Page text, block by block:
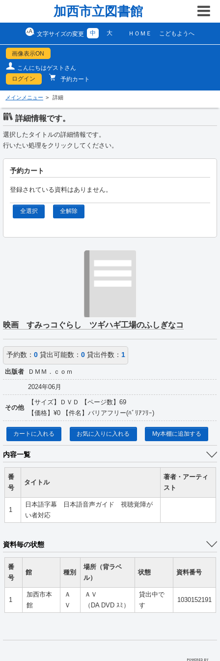
加西市立図書館
文字サイズの変更 中 大 ＨＯＭＥ こどもようへ
画像表示ON
こんにちはゲストさん
ログイン
予約カート
メインメニュー 詳細
詳細情報です。
選択したタイトルの詳細情報です。
行いたい処理をクリックしてください。
予約カート
登録されている資料はありません。
全選択 全解除
映画 すみっコぐらし ツギハギ工場のふしぎなコ
予約数： 0貸出可能数： 0貸出件数： 1
出版者 ＤＭＭ．ｃｏｍ
2024年06月
その他
【サイズ】ＤＶＤ 【ページ数】69
【価格】¥0 【件名】バリアフリー(ﾊﾞﾘｱﾌﾘｰ)
カートに入れる お気に入りに入れる My本棚に追加する
内容一覧
番
号
タイトル
著者・アーティ
スト
1
日本語字幕 日本語音声ガイド 視聴覚障が
い者対応
資料毎の状態
番
号
館 種別
場所（背ラベ
ル）
状態 資料番号
1
加西市本
館
Ａ
Ｖ
ＡＶ
（DA DVD ｽﾐ）
貸出中で
す
1030152191